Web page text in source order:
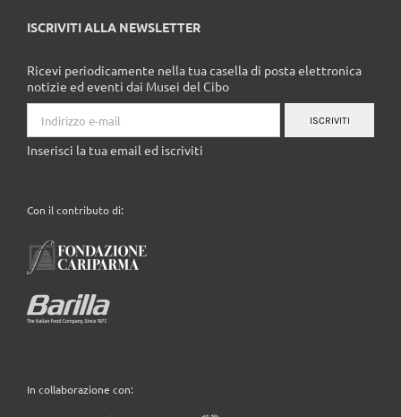
ISCRIVITI ALLA NEWSLETTER
Ricevi periodicamente nella tua casella di posta elettronica
notizie ed eventi dai Musei del Cibo
ISCRIVITI
Inserisci la tua email ed iscriviti
Con il contributo di:
In collaborazione con: